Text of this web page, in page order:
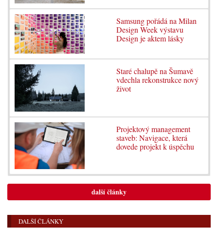
Samsung pořádá na Milan
Design Week výstavu
Design je aktem lásky
Staré chalupě na Šumavě
vdechla rekonstrukce nový
život
Projektový management
staveb: Navigace, která
dovede projekt k úspěchu
další články
DALŠÍ ČLÁNKY